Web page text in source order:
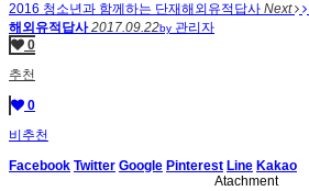
2016 청소년과 함께하는 단재해외유적답사 Next
해외유적답사 2017.09.22by 관리자
0
추천
0
비추천
Facebook Twitter Google Pinterest Line Kakao
Atachment